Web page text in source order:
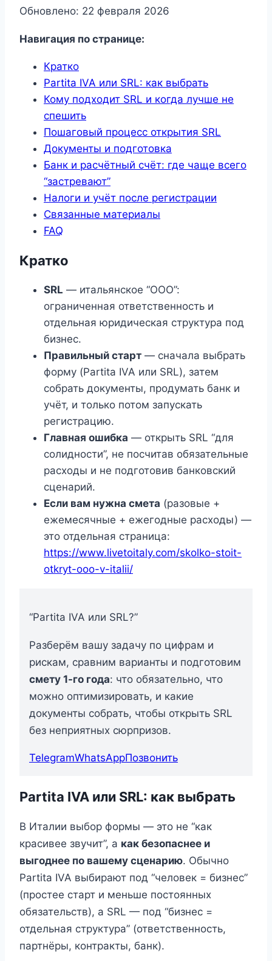
Обновлено: 22 февраля 2026
Навигация по странице:
Кратко
Partita IVA или SRL: как выбрать
Кому подходит SRL и когда лучше не
спешить
Пошаговый процесс открытия SRL
Документы и подготовка
Банк и расчётный счёт: где чаще всего
“застревают”
Налоги и учёт после регистрации
Связанные материалы
FAQ
Кратко
SRL — итальянское “ООО”:
ограниченная ответственность и
отдельная юридическая структура под
бизнес.
Правильный старт — сначала выбрать
форму (Partita IVA или SRL), затем
собрать документы, продумать банк и
учёт, и только потом запускать
регистрацию.
Главная ошибка — открыть SRL “для
солидности”, не посчитав обязательные
расходы и не подготовив банковский
сценарий.
Если вам нужна смета (разовые +
ежемесячные + ежегодные расходы) —
это отдельная страница:
https://www.livetoitaly.com/skolko-stoit-
otkryt-ooo-v-italii/
“Partita IVA или SRL?”
Разберём вашу задачу по цифрам и
рискам, сравним варианты и подготовим
смету 1-го года: что обязательно, что
можно оптимизировать, и какие
документы собрать, чтобы открыть SRL
без неприятных сюрпризов.
TelegramWhatsAppПозвонить
Partita IVA или SRL: как выбрать
В Италии выбор формы — это не “как
красивее звучит”, а как безопаснее и
выгоднее по вашему сценарию. Обычно
Partita IVA выбирают под “человек = бизнес”
(простее старт и меньше постоянных
обязательств), а SRL — под “бизнес =
отдельная структура” (ответственность,
партнёры, контракты, банк).